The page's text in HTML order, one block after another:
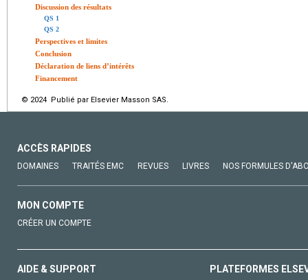
Discussion des résultats
QS 1
QS 2
Perspectives et limites
Conclusion
Déclaration de liens d’intérêts
Financement
© 2024 Publié par Elsevier Masson SAS.
ACCÈS RAPIDES
DOMAINES TRAITÉS EMC REVUES LIVRES NOS FORMULES
MON COMPTE
CRÉER UN COMPTE
AIDE & SUPPORT PLATEFORMES